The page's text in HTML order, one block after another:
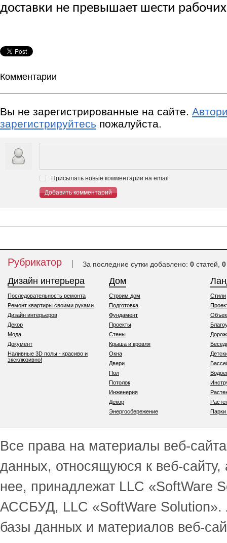
доставки не превышает шести
Комментарии
Вы не зарегистрированные на сайте.
зарегистрируйтесь пожалуйста.
Присылать новые комментарии на email
Добавить комментарий
Рубрикатор За последние сутки добавлено: 0 статей, 0
Дизайн интерьера
Последовательность ремонта
Ремонт квартиры своими руками
Дизайн интерьеров
Декор
Мода
Документ
Наливные 3D полы - красиво и
эксклюзивно!
Дом
Строим дом
Подготовка
Фундамент
Проекты
Стены
Крыша и кровля
Окна
Двери
Пол
Потолок
Инженерия
Декор
Энергосбережение
Стили
Все права на материалы веб-
данных, относящуюся к веб-
нее, принадлежат LLC
АССБУД, LLC «SoftWare Solution».
базы данных и материалов веб-